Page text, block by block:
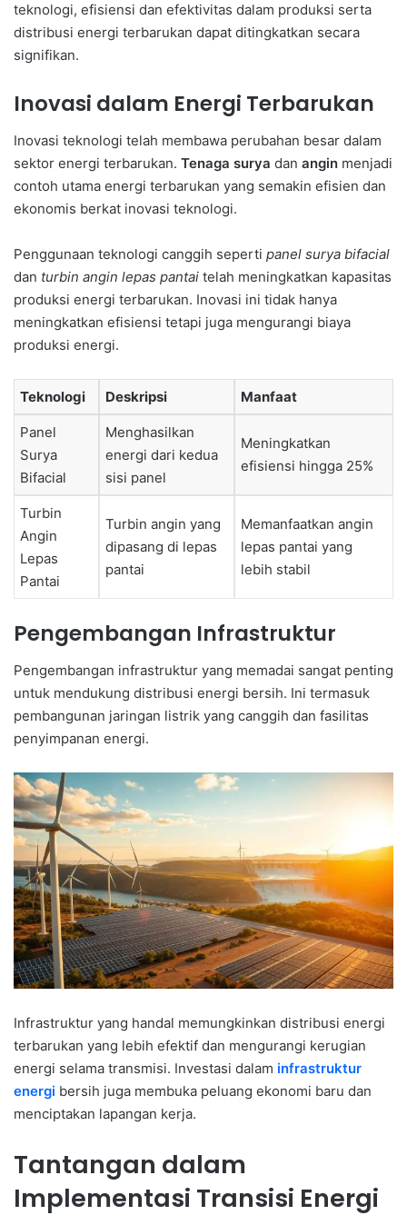
teknologi, efisiensi dan efektivitas dalam produksi serta
distribusi energi terbarukan dapat ditingkatkan secara
signifikan.
Inovasi dalam Energi Terbarukan
Inovasi teknologi telah membawa perubahan besar dalam
sektor energi terbarukan. Tenaga surya dan angin menjadi
contoh utama energi terbarukan yang semakin efisien dan
ekonomis berkat inovasi teknologi.
Penggunaan teknologi canggih seperti panel surya bifacial
dan turbin angin lepas pantai telah meningkatkan kapasitas
produksi energi terbarukan. Inovasi ini tidak hanya
meningkatkan efisiensi tetapi juga mengurangi biaya
produksi energi.
Teknologi Deskripsi Manfaat
Panel
Surya
Bifacial
Menghasilkan
energi dari kedua
sisi panel
Meningkatkan
efisiensi hingga 25%
Turbin
Angin
Lepas
Pantai
Turbin angin yang
dipasang di lepas
pantai
Memanfaatkan angin
lepas pantai yang
lebih stabil
Pengembangan Infrastruktur
Pengembangan infrastruktur yang memadai sangat penting
untuk mendukung distribusi energi bersih. Ini termasuk
pembangunan jaringan listrik yang canggih dan fasilitas
penyimpanan energi.
Infrastruktur yang handal memungkinkan distribusi energi
terbarukan yang lebih efektif dan mengurangi kerugian
energi selama transmisi. Investasi dalam infrastruktur
energi bersih juga membuka peluang ekonomi baru dan
menciptakan lapangan kerja.
Tantangan dalam
Implementasi Transisi Energi